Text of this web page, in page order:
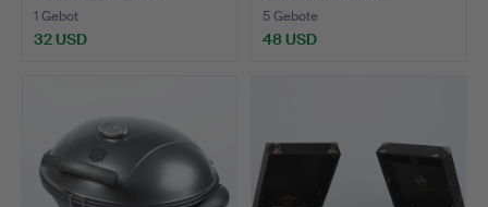
1 Gebot
32 USD
5 Gebote
48 USD